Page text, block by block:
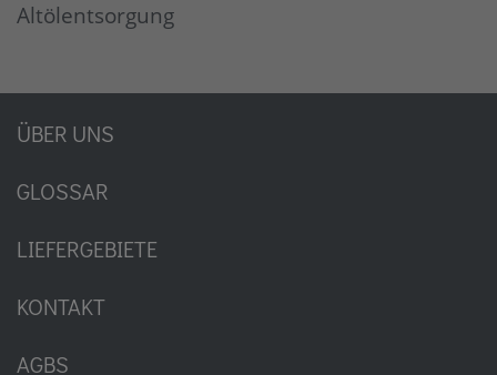
Altölentsorgung
ÜBER UNS
GLOSSAR
LIEFERGEBIETE
KONTAKT
AGBS